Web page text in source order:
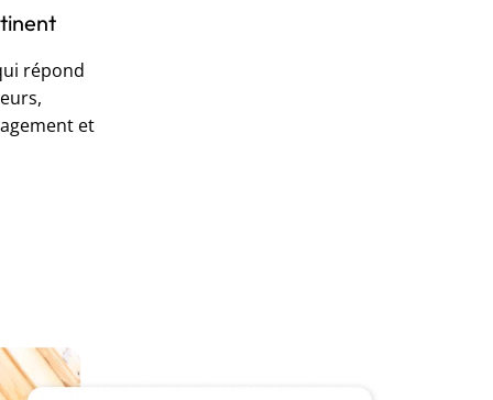
répond
et